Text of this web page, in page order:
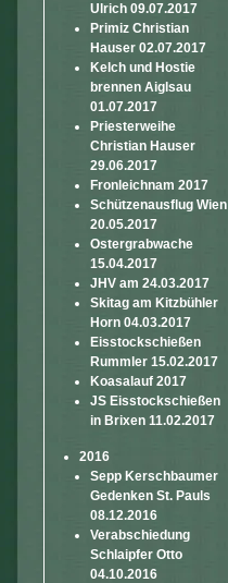
Ulrich 09.07.2017
Primiz Christian
Hauser 02.07.2017
Kelch und Hostie
brennen Aiglsau
01.07.2017
Priesterweihe
Christian Hauser
29.06.2017
Fronleichnam 2017
Schützenausflug Wien
20.05.2017
Ostergrabwache
15.04.2017
JHV am 24.03.2017
Skitag am Kitzbühler
Horn 04.03.2017
Eisstockschießen
Rummler 15.02.2017
Koasalauf 2017
JS Eisstockschießen
in Brixen 11.02.2017
2016
Sepp Kerschbaumer
Gedenken St. Pauls
08.12.2016
Verabschiedung
Schlaipfer Otto
04.10.2016